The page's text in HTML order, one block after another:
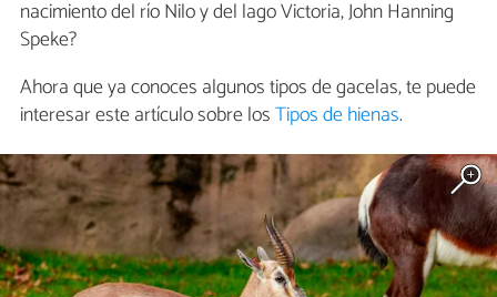
nacimiento del río Nilo y del lago Victoria, John Hanning
Speke?
Ahora que ya conoces algunos tipos de gacelas, te puede
interesar este artículo sobre losTipos de hienas.